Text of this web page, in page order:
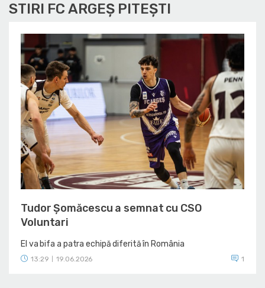
STIRI FC ARGEȘ PITEȘTI
Tudor Șomăcescu a semnat cu CSO
Voluntari
El va bifa a patra echipă diferită în România
13:29 19.06.2026 1